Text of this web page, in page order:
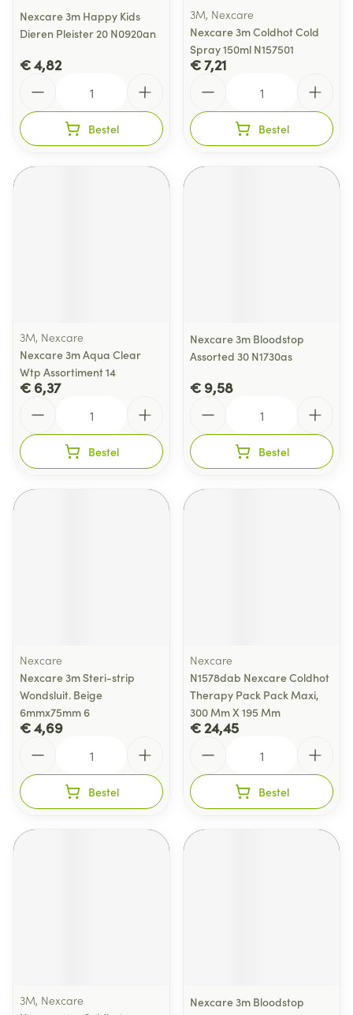
Nexcare 3m Happy Kids
Dieren Pleister 20 N0920an
€ 4,82
Bestel
3M, Nexcare
Nexcare 3m Coldhot Cold
Spray 150ml N157501
€ 7,21
Bestel
3M, Nexcare
Nexcare 3m Aqua Clear
Wtp Assortiment 14
€ 6,37
Bestel
Nexcare 3m Bloodstop
Assorted 30 N1730as
€ 9,58
Bestel
Nexcare
Nexcare 3m Steri-strip
Wondsluit. Beige
6mmx75mm 6
€ 4,69
Bestel
Nexcare
N1578dab Nexcare Coldhot
Therapy Pack Pack Maxi,
300 Mm X 195 Mm
€ 24,45
Bestel
3M, Nexcare
Nexcare 3m Bloodstop